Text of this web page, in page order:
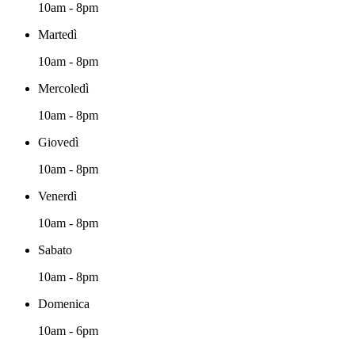
10am - 8pm
Martedì
10am - 8pm
Mercoledì
10am - 8pm
Giovedì
10am - 8pm
Venerdì
10am - 8pm
Sabato
10am - 8pm
Domenica
10am - 6pm